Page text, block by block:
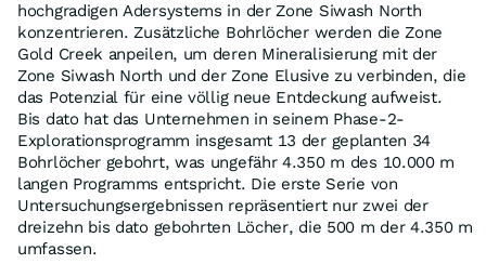
hochgradigen Adersystems in der Zone Siwash North
konzentrieren. Zusätzliche Bohrlöcher werden die Zone
Gold Creek anpeilen, um deren Mineralisierung mit der
Zone Siwash North und der Zone Elusive zu verbinden, die
das Potenzial für eine völlig neue Entdeckung aufweist.
Bis dato hat das Unternehmen in seinem Phase-2-
Explorationsprogramm insgesamt 13 der geplanten 34
Bohrlöcher gebohrt, was ungefähr 4.350 m des 10.000 m
langen Programms entspricht. Die erste Serie von
Untersuchungsergebnissen repräsentiert nur zwei der
dreizehn bis dato gebohrten Löcher, die 500 m der 4.350 m
umfassen.